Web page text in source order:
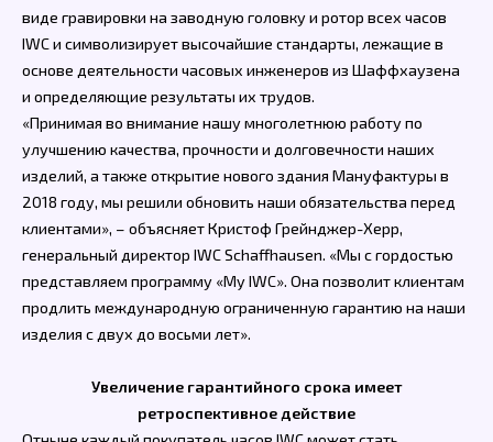
виде гравировки на заводную головку и ротор всех часов
IWC и символизирует высочайшие стандарты, лежащие в
основе деятельности часовых инженеров из Шаффхаузена
и определяющие результаты их трудов.
«Принимая во внимание нашу многолетнюю работу по
улучшению качества, прочности и долговечности наших
изделий, а также открытие нового здания Мануфактуры в
2018 году, мы решили обновить наши обязательства перед
клиентами», – объясняет Кристоф Грейнджер-Херр,
генеральный директор IWC Schaffhausen. «Мы с гордостью
представляем программу «My IWC». Она позволит клиентам
продлить международную ограниченную гарантию на наши
изделия с двух до восьми лет».
Увеличение гарантийного срока имеет
ретроспективное действие